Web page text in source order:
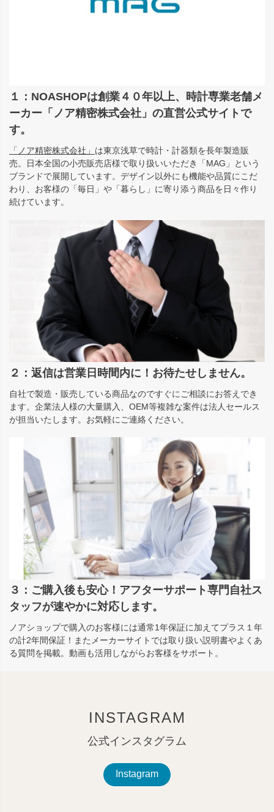
１：NOASHOPは創業４０年以上、時計専業老舗メ
ーカー「ノア精密株式会社」の直営公式サイトで
す。
「ノア精密株式会社」 は東京浅草で時計・計器類を長年製造販
売。日本全国の小売販売店様で取り扱いいただき「MAG」という
ブランドで展開しています。デザイン以外にも機能や品質にこだ
わり、お客様の「毎日」や「暮らし」に寄り添う商品を日々作り
続けています。
２：返信は営業日時間内に！お待たせしません。
自社で製造・販売している商品なのですぐにご相談にお答えでき
ます。企業法人様の大量購入、OEM等複雑な案件は法人セールス
が担当いたします。お気軽にご連絡ください。
３：ご購入後も安心！アフターサポート専門自社ス
タッフが速やかに対応します。
ノアショップで購入のお客様には通常1年保証に加えてプラス１年
の計2年間保証！またメーカーサイトでは取り扱い説明書やよくあ
る質問を掲載。動画も活用しながらお客様をサポート。
INSTAGRAM
公式インスタグラム
Instagram